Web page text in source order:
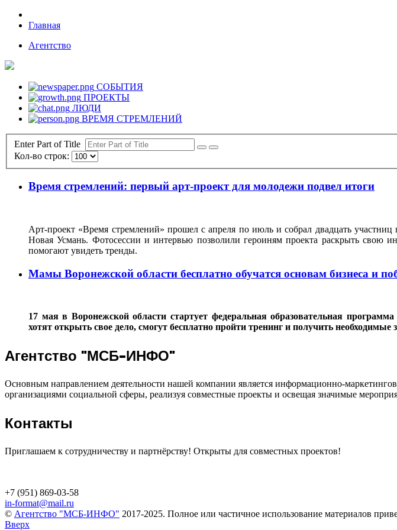
Главная
Агентство
СОБЫТИЯ
ПРОЕКТЫ
ЛЮДИ
ВРЕМЯ СТРЕМЛЕНИЙ
Enter Part of Title
Кол-во строк:
Время стремлений: первый арт-проект для молодежи подвел итоги
Арт-проект «Время стремлений» прошел с апреля по июль и собрал двадцать
Новая Усмань. Фотосессии и интервью позволили героиням проекта раскрыть свою
помогают увидеть тренды.
Мамы Воронежской области бесплатно обучатся основам бизнеса и
17 мая в Воронежской области стартует федеральная образовательная
хотят открыть свое дело, смогут бесплатно пройти тренинг и получить
Агентство "МСБ-ИНФО"
Основным направлением деятельности нашей компании является информационно-
организациями социальной сферы, реализуя совместные проекты и освещая значимые
Контакты
Приглашаем к сотрудничеству и партнёрству! Открыты для совместных проектов!
+7 (951) 869-03-58
in-format@mail.ru
© Агентство "МСБ-ИНФО" 2017-2025. Полное или частичное использование материалов
Вверх